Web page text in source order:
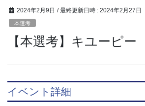
2024年2月9日 / 最終更新日時 : 2024年2月27日
本選考
【本選考】キユーピー
イベント詳細